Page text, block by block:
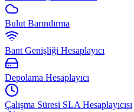
Bulut Barındırma
Bant Genişliği Hesaplayıcı
Depolama Hesaplayıcı
Çalışma Süresi SLA Hesaplayıcısı